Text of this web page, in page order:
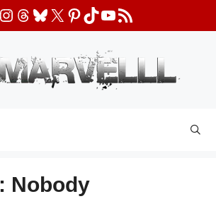
Instagram
Threads
Bluesky
X Pinterest
TikTok
YouTube
Flux RSS
Nobody